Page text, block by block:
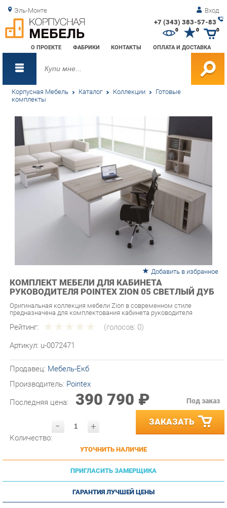
Эль-Монте Вход
+7 (343) 383-57-83
О ПРОЕКТЕ ФАБРИКИ КОНТАКТЫ ОПЛАТА И ДОСТАВКА
0 0
Корпусная Мебель Каталог Коллекции Готовые
комплекты
КОМПЛЕКТ МЕБЕЛИ ДЛЯ КАБИНЕТА
РУКОВОДИТЕЛЯ POINTEX ZION 05 СВЕТЛЫЙ ДУБ
Оригинальная коллекция мебели Zion в современном стиле
Рейтинг: (голосов:0)
Артикул: u-0072471
Производитель:Pointex
Последняя цена: 390 790 ₽
- ЗАКАЗАТЬ
УТОЧНИТЬ НАЛИЧИЕ
ПРИГЛАСИТЬ ЗАМЕРЩИКА
ГАРАНТИЯ ЛУЧШЕЙ ЦЕНЫ
Доставкапог. Екатеринбурги до ТК -бесплатна.